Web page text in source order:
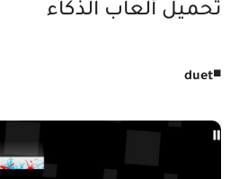
تحميل ألعاب الذكاء
◾
duet